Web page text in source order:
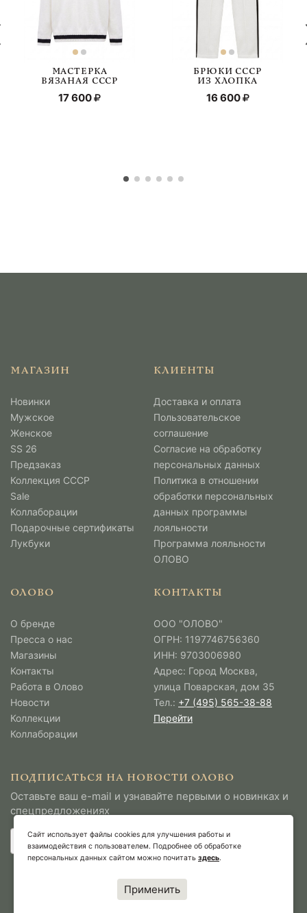
МАСТЕРКА
ВЯЗАНАЯ СССР
17 600
БРЮКИ СССР
ИЗ ХЛОПКА
16 600
Сайт использует файлы cookies для улучшения работы и
взаимодействия с пользователем. Подробнее об обработке
персональных данных сайтом можно почитать здесь.
Применить
МАГАЗИН
Новинки
Мужcкое
Женское
SS 26
Предзаказ
Коллекция СССР
Sale
Коллаборации
Подарочные сертификаты
Лукбуки
КЛИЕНТЫ
Доставка и оплата
Пользовательское
соглашение
Согласие на обработку
персональных данных
Политика в отношении
обработки персональных
данных программы
лояльности
Программа лояльности
ОЛОВО
ОЛОВО
О бренде
Пресса о нас
Магазины
Контакты
Работа в Олово
Новости
Коллекции
Коллаборации
КОНТАКТЫ
ООО "ОЛОВО"
ОГРН: 1197746756360
ИНН: 9703006980
Адрес: Город Москва,
улица Поварская, дом 35
Тел.: +7 (495) 565-38-88
Перейти
ПОДПИСАТЬСЯ НА НОВОСТИ ОЛОВО
Оставьте ваш e-mail и узнавайте первыми о новинках и
спецпредложениях